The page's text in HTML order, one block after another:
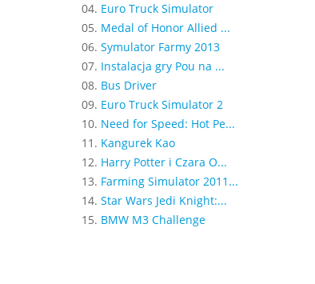
04. Euro Truck Simulator
05. Medal of Honor Allied ...
06. Symulator Farmy 2013
07. Instalacja gry Pou na ...
08. Bus Driver
09. Euro Truck Simulator 2
10. Need for Speed: Hot Pe...
11. Kangurek Kao
12. Harry Potter i Czara O...
13. Farming Simulator 2011...
14. Star Wars Jedi Knight:...
15. BMW M3 Challenge